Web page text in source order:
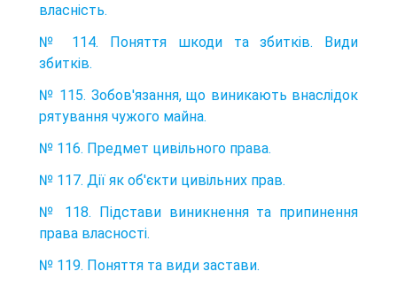
власність.
№ 114. Поняття шкоди та збитків. Види
збитків.
№ 115. Зобов'язання, що виникають внаслідок
рятування чужого майна.
№ 116. Предмет цивільного права.
№ 117. Дії як об'єкти цивільних прав.
№ 118. Підстави виникнення та припинення
права власності.
№ 119. Поняття та види застави.